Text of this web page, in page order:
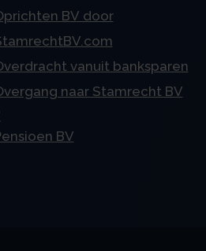
BV door
vanuit banksparen
naar Stamrecht BV
BV